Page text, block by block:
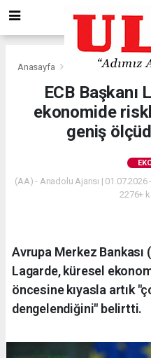
Anasayfa Ekonomi
ECB Başkanı
ekonomide
geniş
(AA) - Anadolu Ajansı |
2276+
Avrupa Merkez Bankası
Lagarde, küresel
öncesine kıyasla artık
dengelendiğini" belirtti.